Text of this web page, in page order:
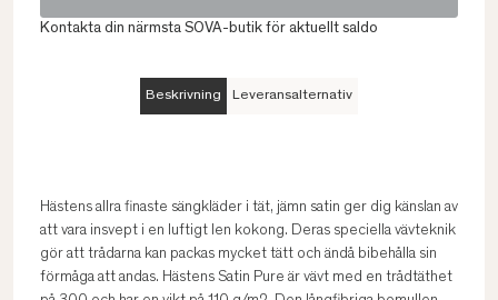
Kontakta din närmsta SOVA-butik för aktuellt saldo
Beskrivning Leveransalternativ
Hästens allra finaste sängkläder i tät, jämn satin ger dig känslan av
att vara insvept i en luftigt len kokong. Deras speciella vävteknik
gör att trådarna kan packas mycket tätt och ändå bibehålla sin
förmåga att andas. Hästens Satin Pure är vävt med en trådtäthet